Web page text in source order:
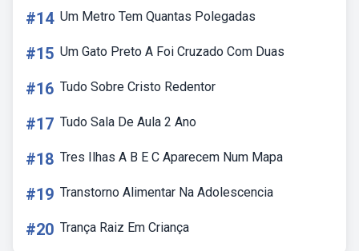
#14 Um Metro Tem Quantas Polegadas
#15 Um Gato Preto A Foi Cruzado Com Duas
#16 Tudo Sobre Cristo Redentor
#17 Tudo Sala De Aula 2 Ano
#18 Tres Ilhas A B E C Aparecem Num Mapa
#19 Transtorno Alimentar Na Adolescencia
#20 Trança Raiz Em Criança